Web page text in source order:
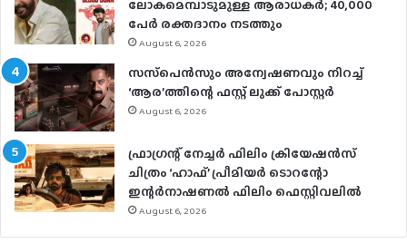
ലോകമെമ്പാടുമുള്ള ആരാധകര്‍; 40,000
പേര്‍ രക്തദാനം നടത്തും
August 6, 2026
സസ്‌പെന്‍സും അന്വേഷണവും നിറച്ച്
‘ആര’ത്തിന്റെ ഫസ്റ്റ് ലുക്ക് പോസ്റ്റര്‍
August 6, 2026
ഫ്രാഗ്രന്റ് നേച്ചര്‍ ഫിലിം ക്രിയേഷന്‍സ്
ചിത്രം ‘ഹാഫ്’ പ്രീമിയര്‍ ടൊറന്റോ
ഇന്റര്‍നാഷണല്‍ ഫിലിം ഫെസ്റ്റിവലില്‍
August 6, 2026